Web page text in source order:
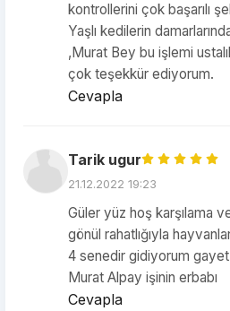
kontrollerini çok başarılı
Yaşlı kedilerin
,Murat Bey bu işlemi
çok teşekkür ediyorum.
Cevapla
Tarik ugur
21.12.2022 19:23
Güler yüz hoş karşılama
gönül rahatlığıyla
4 senedir gidiyorum
Murat Alpay işinin erbabı
Cevapla